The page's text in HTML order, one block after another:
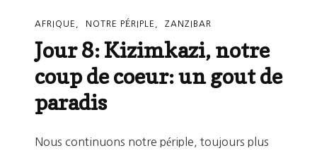
AFRIQUE NOTRE PÉRIPLE ZANZIBAR
Jour 8: Kizimkazi, notre
coup de coeur: un gout de
paradis
Nous continuons notre périple, toujours plus